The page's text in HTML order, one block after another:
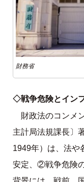
財務省
◇戦争危険とイン
財政法のコンメ
主計局法規課長〕
1949年）は、法
安定、②戦争危険